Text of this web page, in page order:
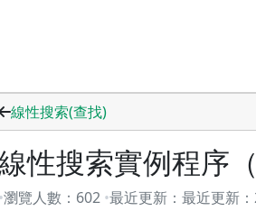
線性搜索(查找)
性搜索實例程序（
瀏覽人數： 602 最近更新： 最近更新：